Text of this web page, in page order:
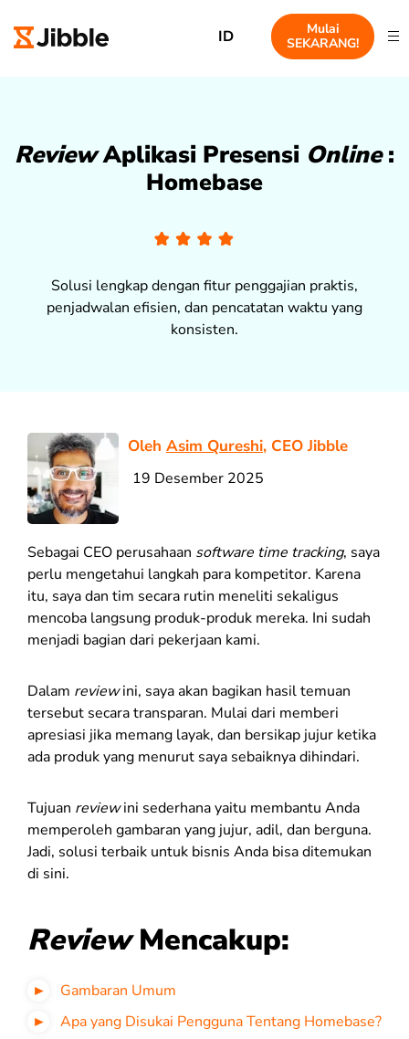
ID
Mulai
SEKARANG!
ReviewAplikasi Presensi Online:
Homebase
Solusi lengkap dengan fitur penggajian praktis,
penjadwalan efisien, dan pencatatan waktu yang
konsisten.
Oleh Asim Qureshi, CEO Jibble
19 Desember 2025
Sebagai CEO perusahaan software time tracking, saya
perlu mengetahui langkah para kompetitor. Karena
itu, saya dan tim secara rutin meneliti sekaligus
mencoba langsung produk-produk mereka. Ini sudah
menjadi bagian dari pekerjaan kami.
Dalam reviewini, saya akan bagikan hasil temuan
tersebut secara transparan. Mulai dari memberi
apresiasi jika memang layak, dan bersikap jujur ketika
ada produk yang menurut saya sebaiknya dihindari.
Tujuan reviewini sederhana yaitu membantu Anda
memperoleh gambaran yang jujur, adil, dan berguna.
Jadi, solusi terbaik untuk bisnis Anda bisa ditemukan
di sini.
ReviewMencakup:
Gambaran Umum
Apa yang Disukai Pengguna Tentang Homebase?